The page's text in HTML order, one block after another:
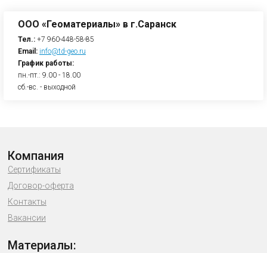
ООО «Геоматериалы» в г.Саранск
Тел.: +7 960-448-58-85
Email: info@td-geo.ru
График работы:
пн.-пт.: 9.00 - 18.00
сб.-вс. - выходной
Компания
Сертификаты
Договор-оферта
Контакты
Вакансии
Материалы: